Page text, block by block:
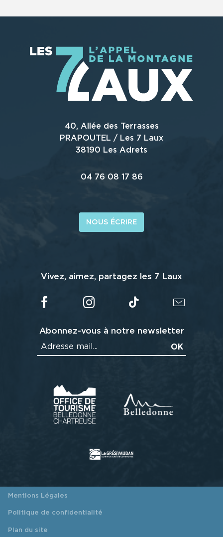
40, Allée des Terrasses
PRAPOUTEL / Les 7 Laux
38190 Les Adrets
04 76 08 17 86
NOUS ÉCRIRE
Vivez, aimez, partagez les 7 Laux
Abonnez-vous à notre newsletter
Mentions Légales
Politique de confidentialité
Plan du site